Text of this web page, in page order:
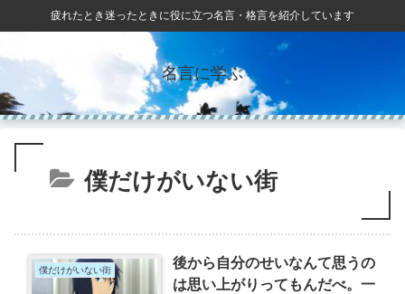
疲れたとき迷ったときに役に立つ名言・格言を紹介しています
名言に学ぶ
僕だけがいない街
僕だけがいない街
後から自分のせいなんて思うの
は思い上がりってもんだべ。一